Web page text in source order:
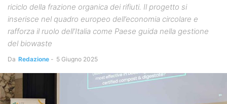
riciclo della frazione organica dei rifiuti. Il progetto si
inserisce nel quadro europeo dell’economia circolare e
rafforza il ruolo dell’Italia come Paese guida nella gestione
del biowaste
Da Redazione - 5 Giugno 2025